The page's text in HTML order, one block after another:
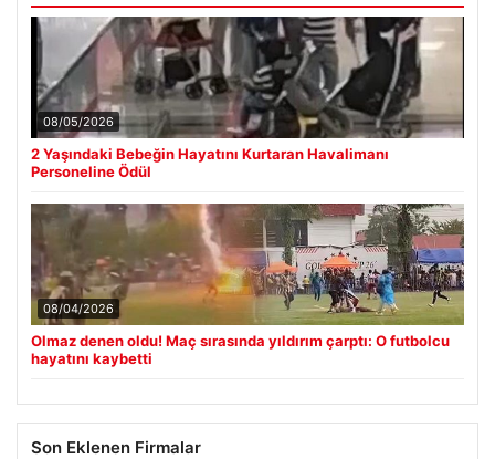
08/05/2026
2 Yaşındaki Bebeğin Hayatını Kurtaran Havalimanı
Personeline Ödül
08/04/2026
Olmaz denen oldu! Maç sırasında yıldırım çarptı: O futbolcu
hayatını kaybetti
Son Eklenen Firmalar